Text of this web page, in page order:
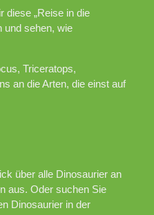
diese „Reise in die
und sehen, wie
Triceratops,
an die Arten, die einst auf
über alle Dinosaurier an
aus. Oder suchen Sie
Dinosaurier in der